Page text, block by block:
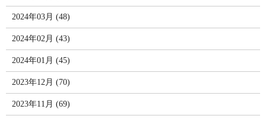
2024年03月 (48)
2024年02月 (43)
2024年01月 (45)
2023年12月 (70)
2023年11月 (69)